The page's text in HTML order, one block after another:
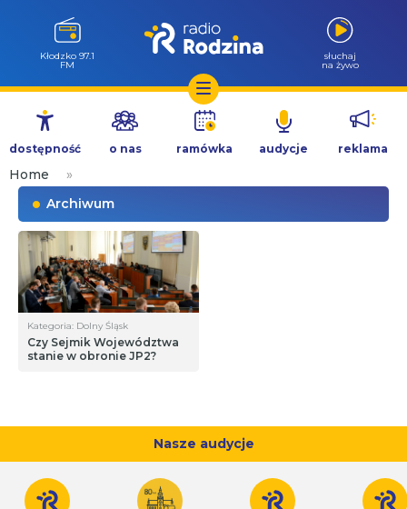
Przejdź
treści
Kłodzko 97.1
FM
słuchaj
na żywo
dostępność o nas ramówka audycje reklama
Home
»
Archiwum
Kategoria: Dolny Śląsk
Czy Sejmik Województwa
stanie w obronie JP2?
Nasze audycje